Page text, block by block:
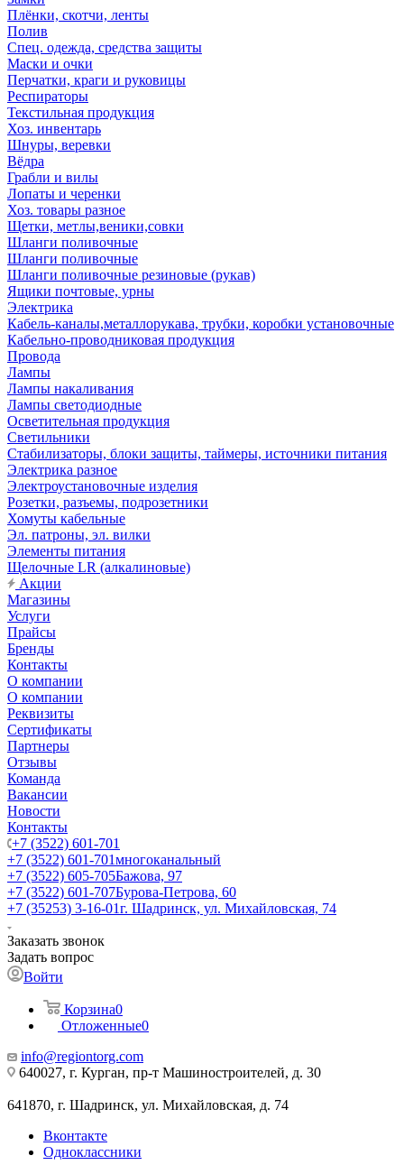
Плёнки, скотчи, ленты
Полив
Спец. одежда, средства защиты
Маски и очки
Перчатки, краги и руковицы
Респираторы
Текстильная продукция
Хоз. инвентарь
Шнуры, веревки
Вёдра
Грабли и вилы
Лопаты и черенки
Хоз. товары разное
Щетки, метлы,веники,совки
Шланги поливочные
Шланги поливочные
Шланги поливочные резиновые (рукав)
Ящики почтовые, урны
Электрика
Кабель-каналы,металлорукава, трубки, коробки установочные
Кабельно-проводниковая продукция
Провода
Лампы
Лампы накаливания
Лампы светодиодные
Осветительная продукция
Светильники
Стабилизаторы, блоки защиты, таймеры, источники питания
Электрика разное
Электроустановочные изделия
Розетки, разъемы, подрозетники
Хомуты кабельные
Эл. патроны, эл. вилки
Элементы питания
Щелочные LR (алкалиновые)
Акции
Магазины
Услуги
Прайсы
Бренды
Контакты
О компании
О компании
Реквизиты
Сертификаты
Партнеры
Отзывы
Команда
Вакансии
Новости
Контакты
+7 (3522) 601-701
+7 (3522) 601-701многоканальный
+7 (3522) 605-705Бажова, 97
+7 (3522) 601-707Бурова-Петрова, 60
+7 (35253) 3-16-01г. Шадринск, ул. Михайловская, 74
Заказать звонок
Задать вопрос
Войти
Корзина0
Отложенные0
info@regiontorg.com
640027, г. Курган, пр-т Машиностроителей, д. 30
641870, г. Шадринск, ул. Михайловская, д. 74
Вконтакте
Одноклассники